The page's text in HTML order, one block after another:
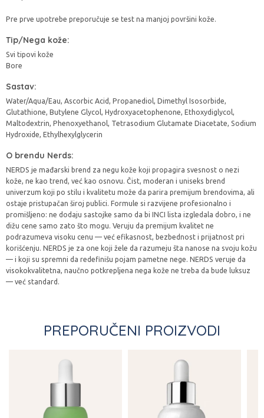
Pre prve upotrebe preporučuje se test na manjoj površini kože.
Tip/Nega kože:
Svi tipovi kože
Bore
Sastav:
Water/Aqua/Eau, Ascorbic Acid, Propanediol, Dimethyl Isosorbide,
Glutathione, Butylene Glycol, Hydroxyacetophenone, Ethoxydiglycol,
Maltodextrin, Phenoxyethanol, Tetrasodium Glutamate Diacetate, Sodium
Hydroxide, Ethylhexylglycerin
O brendu Nerds:
NERDS je mađarski brend za negu kože koji propagira svesnost o nezi
kože, ne kao trend, već kao osnovu. Čist, moderan i uniseks brend
univerzum koji po stilu i kvalitetu može da parira premijum brendovima, ali
ostaje pristupačan široj publici. Formule si razvijene profesionalno i
promišljeno: ne dodaju sastojke samo da bi INCI lista izgledala dobro, i ne
dižu cene samo zato što mogu. Veruju da premijum kvalitet ne
podrazumeva visoku cenu — već efikasnost, bezbednost i prijatnost pri
korišćenju. NERDS je za one koji žele da razumeju šta nanose na svoju kožu
— i koji su spremni da redefinišu pojam pametne nege. NERDS veruje da
visokokvalitetna, naučno potkrepljena nega kože ne treba da bude luksuz
— već standard.
PREPORUČENI PROIZVODI